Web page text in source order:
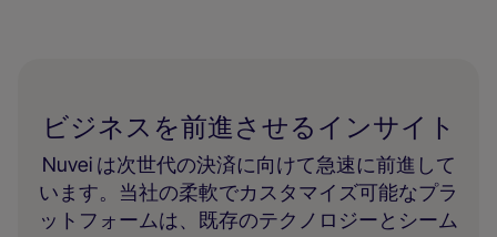
ビジネスを前進させるインサイト
Nuvei は次世代の決済に向けて急速に前進して
います。当社の柔軟でカスタマイズ可能なプラ
ットフォームは、既存のテクノロジーとシーム